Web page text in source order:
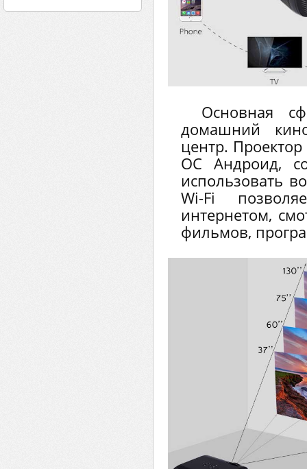
Основная
домашний
центр.
ОС Андроид,
использовать
Wi-Fi
интернетом,
фильмов,